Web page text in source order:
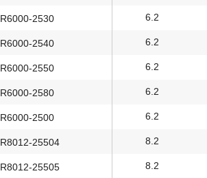
R6000-2530 6.2
R6000-2540 6.2
R6000-2550 6.2
R6000-2580 6.2
R6000-2500 6.2
R8012-25504 8.2
R8012-25505 8.2